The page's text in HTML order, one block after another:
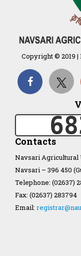
Organization
ખેડુત માર્ગદર્શિકા
Accreditation
GAU Act 2004
NAU
Copyright © 2019 |
Contacts
Navsari Agricultural
Navsari – 396 450
Telephone: (02637)
Fax: (02637) 283794
Email: